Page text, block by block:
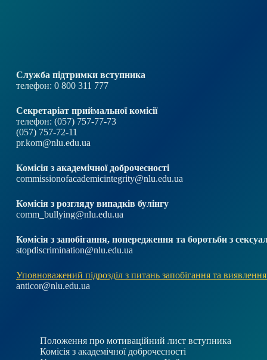
Служба підтримки вступника
телефон: 0 800 311 777
Секретаріат приймальної комісії
телефон: (057) 757-77-73
(057) 757-72-11
pr.kom@nlu.edu.ua
Комісія з академічної доброчесності
commissionofacademicintegrity@nlu.edu.ua
Комісія з розгляду випадків булінгу
comm_bullying@nlu.edu.ua
Комісія з запобігання, попередження та боротьби з
stopdiscrimination@nlu.edu.ua
Уповноважений підрозділ з питань запобігання та виявлення
anticor@nlu.edu.ua
Положення про мотиваційний лист вступника
Комісія з академічної доброчесності